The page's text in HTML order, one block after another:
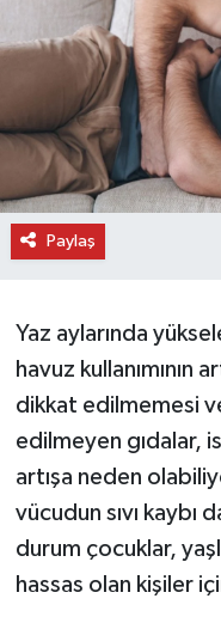
Paylaş
Yaz aylarında
havuz kullanımının
dikkat edilmemesi
edilmeyen gıdalar,
artışa neden
vücudun sıvı kaybı
durum çocuklar,
hassas olan kişiler
Doğanyurt
Hanönü
İhsangazi
İnebolu
Merkez
Şenpazar
Seydiler
Taşköprü